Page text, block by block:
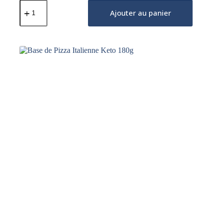
quantité
Toast
Keto
365g
Ajouter au panier